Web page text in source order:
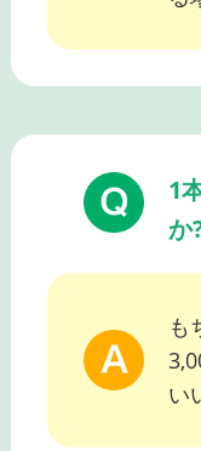
1
か
も
い